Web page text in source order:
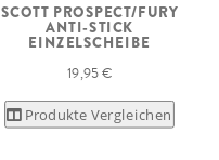
SCOTT PROSPECT/FURY
ANTI-STICK
EINZELSCHEIBE
19,95 €
Produkte Vergleichen